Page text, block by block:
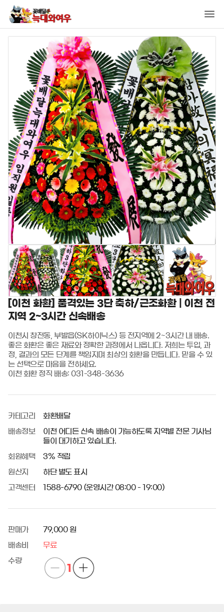
[이천 화환] 품격있는 3단 축하/근조화환 | 이천 전
지역 2~3시간 신속배송
이천시 창전동, 부발읍(SK하이닉스) 등 전지역에 2~3시간 내 배송.
좋은 화환은 좋은 재료와 정확한 과정에서 나옵니다. 저희는 투입, 과
정, 결과의 모든 단계를 책임지며 최상의 화환을 만듭니다. 믿을 수 있
는 선택으로 마음을 전하세요.
이천 화환 정직 배송: 031-348-3636
카테고리 화환배달
배송정보
이천 어디든 신속 배송이 가능하도록 지역별 전문 기사님
들이 대기하고 있습니다.
회원혜택 3% 적립
원산지 하단 별도 표시
고객센터 1588-6790 (운영시간 08:00 - 19:00)
판매가 79,000 원
배송비 무료
수량
1